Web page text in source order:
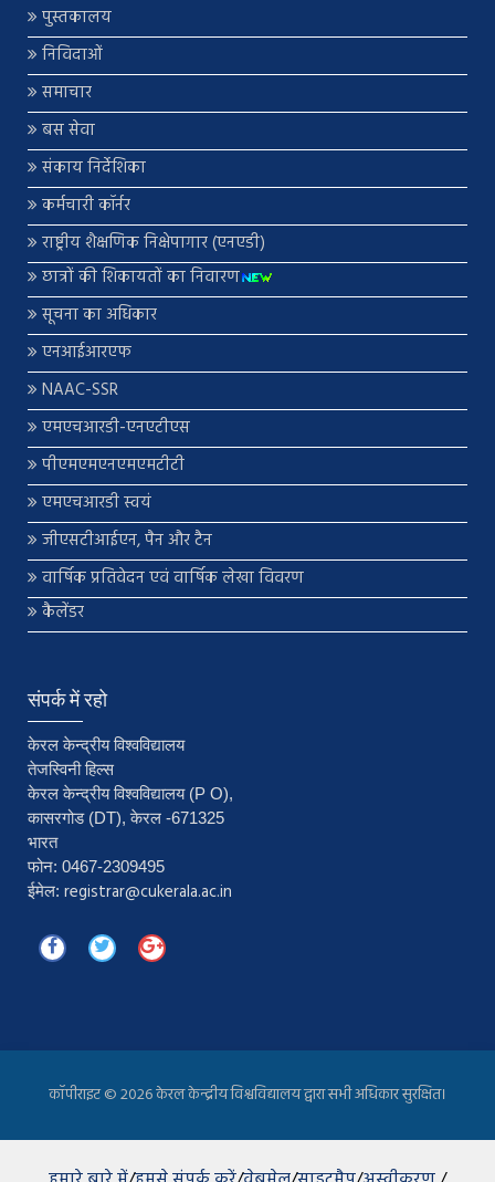
पुस्तकालय
निविदाओं
समाचार
बस सेवा
संकाय निर्देशिका
कर्मचारी कॉर्नर
राष्ट्रीय शैक्षणिक निक्षेपागार (एनएडी)
छात्रों की शिकायतों का निवारण
सूचना का अधिकार
एनआईआरएफ
NAAC-SSR
एमएचआरडी-एनएटीएस
पीएमएमएनएमएमटीटी
एमएचआरडी स्वयं
जीएसटीआईएन, पैन और टैन
वार्षिक प्रतिवेदन एवं वार्षिक लेखा विवरण
कैलेंडर
संपर्क में रहो
केरल केन्द्रीय विश्वविद्यालय
तेजस्विनी हिल्स
केरल केन्द्रीय विश्वविद्यालय (P O),
कासरगोड (DT), केरल -671325
भारत
फोन: 0467-2309495
ईमेल: registrar@cukerala.ac.in
कॉपीराइट ©2026 केरल केन्द्रीय विश्वविद्यालय द्वारा सभी अधिकार सुरक्षित।